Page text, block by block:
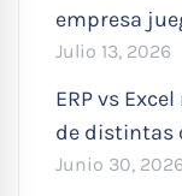
empresa
Julio 13, 2026
ERP vs
de distintas
Junio 30, 2026